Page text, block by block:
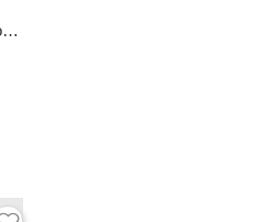
Tenis Reebok Pump Omni Zone II Marfil